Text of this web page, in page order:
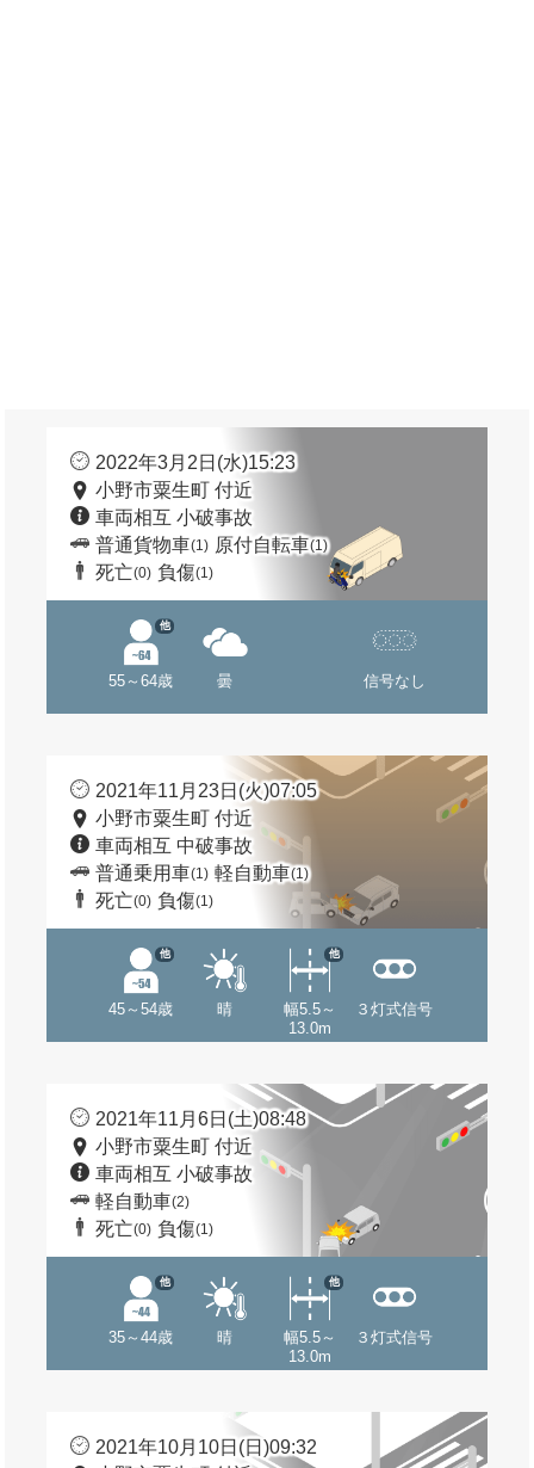
2022年3月2日(水)15:23
小野市粟生町 付近
車両相互 小破事故
普通貨物車(1) 原付自転車(1)
死亡(0) 負傷(1)
55～64歳
他
曇 信号なし
2021年11月23日(火)07:05
小野市粟生町 付近
車両相互 中破事故
普通乗用車(1) 軽自動車(1)
死亡(0) 負傷(1)
45～54歳
他
晴
幅5.5～
13.0m
他
３灯式信号
2021年11月6日(土)08:48
小野市粟生町 付近
車両相互 小破事故
軽自動車(2)
死亡(0) 負傷(1)
35～44歳
他
晴
幅5.5～
13.0m
他
３灯式信号
2021年10月10日(日)09:32